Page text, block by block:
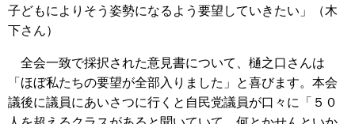
子どもによりそう姿勢になるよう要望していきたい」（木
下さん）
全会一致で採択された意見書について、樋之口さんは
「ほぼ私たちの要望が全部入りました」と喜びます。本会
議後に議員にあいさつに行くと自民党議員が口々に「５０